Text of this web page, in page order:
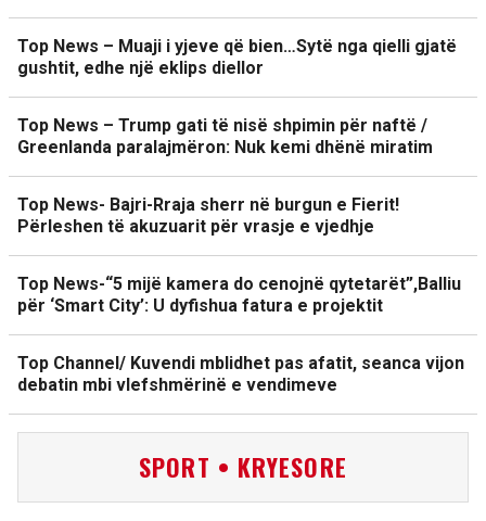
Top News – Muaji i yjeve që bien…Sytë nga qielli gjatë
gushtit, edhe një eklips diellor
Top News – Trump gati të nisë shpimin për naftë /
Greenlanda paralajmëron: Nuk kemi dhënë miratim
Top News- Bajri-Rraja sherr në burgun e Fierit!
Përleshen të akuzuarit për vrasje e vjedhje
Top News-“5 mijë kamera do cenojnë qytetarët”,Balliu
për ‘Smart City’: U dyfishua fatura e projektit
Top Channel/ Kuvendi mblidhet pas afatit, seanca vijon
debatin mbi vlefshmërinë e vendimeve
SPORT • KRYESORE